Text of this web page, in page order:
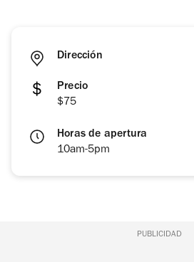
Dirección
Precio
$75
Horas de apertura
10am-5pm
PUBLICIDAD